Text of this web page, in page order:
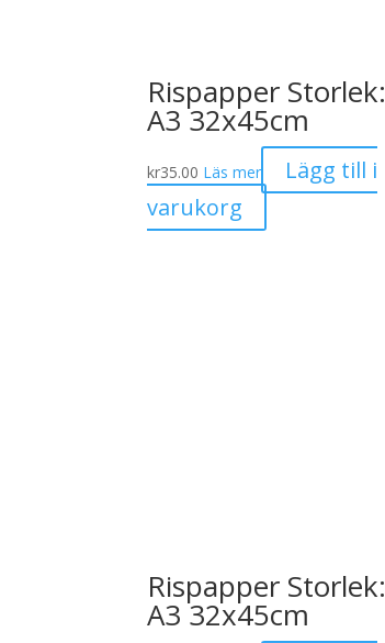
Rispapper Storlek:
A3 32x45cm
kr35.00 Läs mer
Lägg till i
varukorg
Rispapper Storlek:
A3 32x45cm